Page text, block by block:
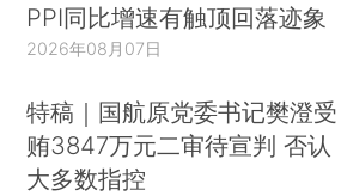
PPI同比增速有触顶回落迹象
2026年08月07日
特稿｜国航原党委书记樊澄受
贿3847万元二审待宣判 否认
大多数指控